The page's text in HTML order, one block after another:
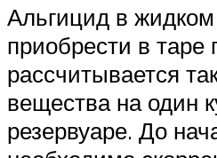
Альгицид в
приобрести в
рассчитывается
вещества на один
резервуаре. До